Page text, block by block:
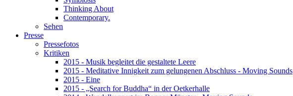
Thinking About
Contemporary.
Sehen
Presse
Pressefotos
Kritiken
2015 - Musik begleitet die gestaltete Leere
2015 - Meditative Innigkeit zum gelungenen Abschluss - Moving Sounds
2015 - Eine
2015 - „Search for Buddha“ in der Oetkerhalle